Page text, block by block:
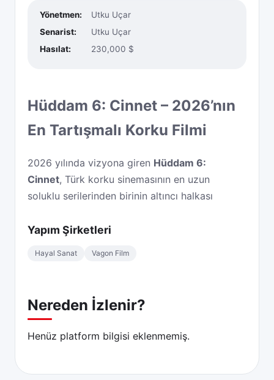
Yönetmen:
Utku Uçar
Senarist:
Utku Uçar
Hasılat:
230,000 $
Hüddam 6: Cinnet – 2026’nın
En Tartışmalı Korku Filmi
2026 yılında vizyona giren Hüddam 6:
Cinnet, Türk korku sinemasının en uzun
soluklu serilerinden birinin altıncı halkası
koltuğunda serinin önceki filmlerinde de
Film, vizyona girdiği ilk hafta sonunda 1,2
başarı elde etti. Ancak bu başarı,
beraberinde sert eleştirileri de getirdi.
izleyiciler, yeni filmin atmosferini ve kurgusal
Yapım Şirketleri
Hayal Sanat Vagon Film
Nereden İzlenir?
Henüz platform bilgisi eklenmemiş.